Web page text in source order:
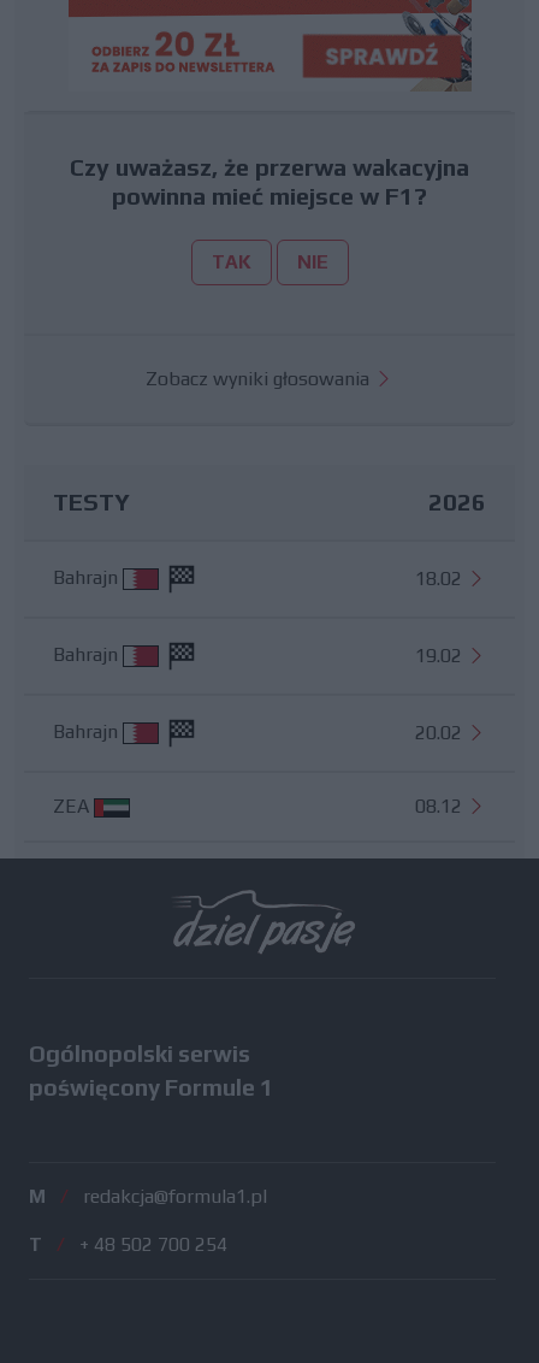
Czy uważasz, że przerwa wakacyjna
powinna mieć miejsce w F1?
TAK NIE
Zobacz wyniki głosowania
TESTY 2026
Bahrajn 18.02
Bahrajn 19.02
Bahrajn 20.02
ZEA 08.12
Ogólnopolski serwis
poświęcony Formule 1
M / redakcja@formula1.pl
T / + 48 502 700 254